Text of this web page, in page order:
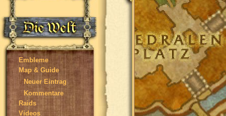
Embleme
Map & Guide
Neuer Eintrag
Kommentare
Raids
Videos